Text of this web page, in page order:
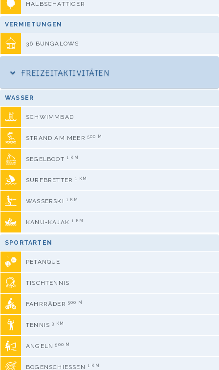
HALBSCHATTIGER
VERMIETUNGEN
36 BUNGALOWS
FREIZEITAKTIVITÄTEN
WASSER
SCHWIMMBAD
STRAND AM MEER 500 M
SEGELBOOT 1 KM
SURFBRETTER 1 KM
WASSERSKI 1 KM
KANU-KAJAK 1 KM
SPORTARTEN
PETANQUE
TISCHTENNIS
FAHRRÄDER 500 M
TENNIS3 KM
ANGELN500 M
BOGENSCHIESSEN 1 KM